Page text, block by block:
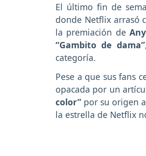
El último fin de
donde Netflix arrasó
la premiación de
“Gambito de dama”
categoría.
Pese a que sus fans
opacada por un
color” por su origen
la estrella de Netflix